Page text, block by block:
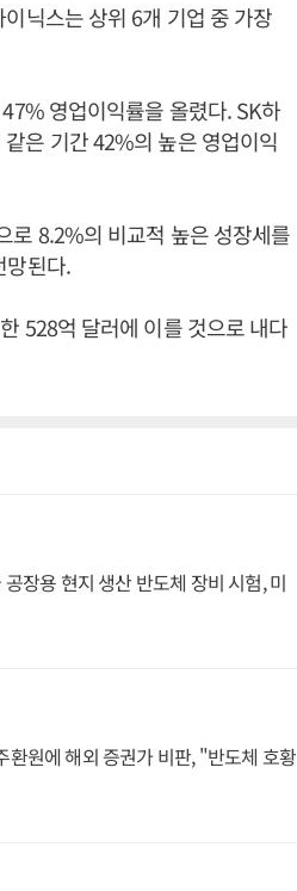
닉스는 상위 6개 기업 중 가장
영업이익률을 올렸다. SK하
은 기간 42%의 높은 영업이익
로 8.2%의 비교적 높은 성장세를
망된다.
528억 달러에 이를 것으로 내다
장용 현지 생산 반도체 장비 시험, 미
환원에 해외 증권가 비판, "반도체 호황